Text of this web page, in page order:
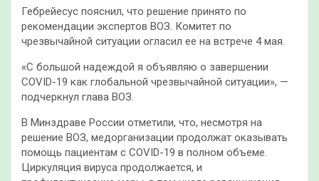
Гебрейесус пояснил, что решение принято по
рекомендации экспертов ВОЗ. Комитет по
чрезвычайной ситуации огласил ее на встрече 4 мая.
«С большой надеждой я объявляю о завершении
COVID-19 как глобальной чрезвычайной ситуации», —
подчеркнул глава ВОЗ.
В Минздраве России отметили, что, несмотря на
решение ВОЗ, медорганизации продолжат оказывать
помощь пациентам с COVID-19 в полном объеме.
Циркуляция вируса продолжается, и